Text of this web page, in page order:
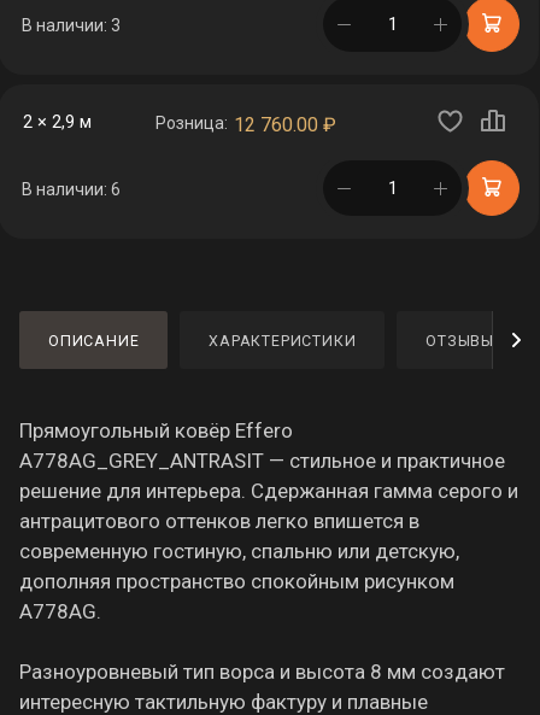
В наличии: 3 в корзине
2 × 2,9 м Розница: 12 760.00 ₽
В наличии: 6 в корзине
ОПИСАНИЕ ХАРАКТЕРИСТИКИ ОТЗЫВЫ
Прямоугольный ковёр Effero
A778AG_GREY_ANTRASIT — стильное и практичное
решение для интерьера. Сдержанная гамма серого и
антрацитового оттенков легко впишется в
современную гостиную, спальню или детскую,
дополняя пространство спокойным рисунком
A778AG.
Разноуровневый тип ворса и высота 8 мм создают
интересную тактильную фактуру и плавные